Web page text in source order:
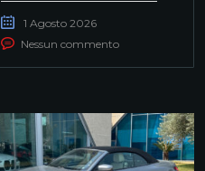
1 Agosto 2026
Nessun commento